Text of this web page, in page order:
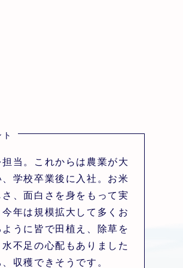
当。これからは農業が大
学校卒業後に入社。お米
、面白さを身をもって実
年は規模拡大して多くお
うに皆で田植え、除草を
不足の心配もありました
収穫できそうです。